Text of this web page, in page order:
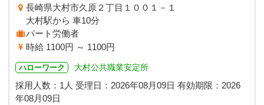
長崎県大村市久原２丁目１００１－１
大村駅から 車10分
パート労働者
時給 1100円 ～ 1100円
ハローワーク 大村公共職業安定所
採用人数：1人 受理日： 2026年08月09日 有効期限： 2026
年08月09日